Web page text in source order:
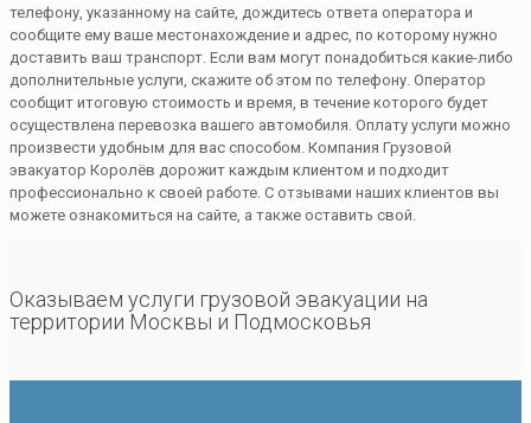
телефону, указанному на сайте, дождитесь ответа оператора и
сообщите ему ваше местонахождение и адрес, по которому нужно
доставить ваш транспорт. Если вам могут понадобиться какие-либо
дополнительные услуги, скажите об этом по телефону. Оператор
сообщит итоговую стоимость и время, в течение которого будет
осуществлена перевозка вашего автомобиля. Оплату услуги можно
произвести удобным для вас способом. Компания Грузовой
эвакуатор Королёв дорожит каждым клиентом и подходит
профессионально к своей работе. С отзывами наших клиентов вы
можете ознакомиться на сайте, а также оставить свой.
Оказываем услуги грузовой эвакуации на
территории Москвы и Подмосковья